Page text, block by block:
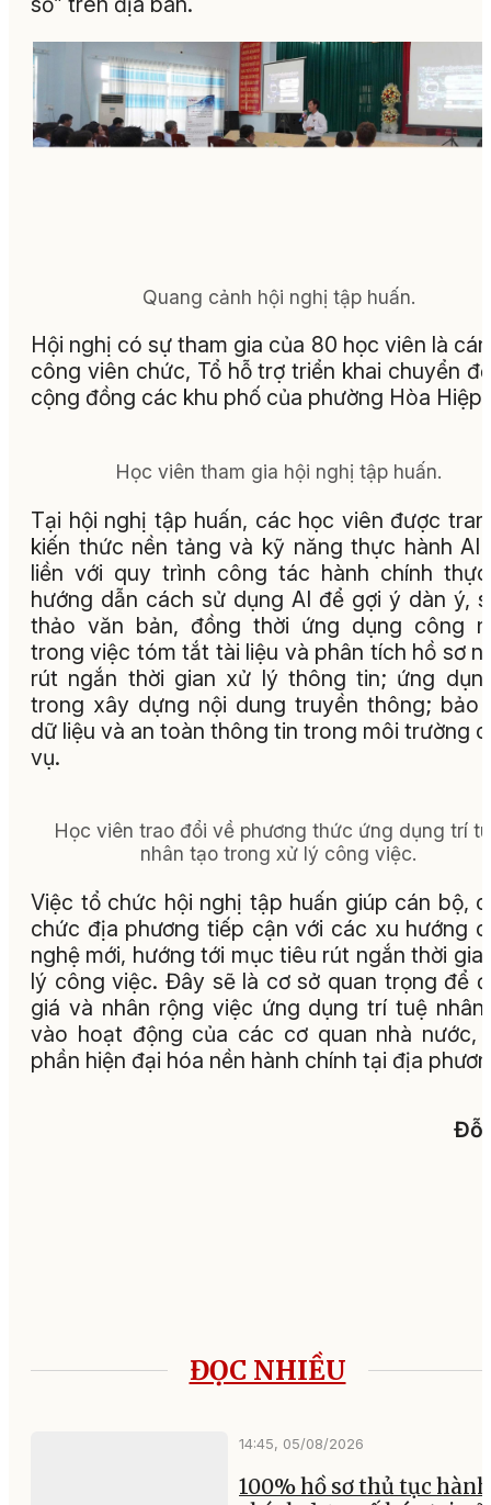
Quang cảnh hội nghị tập huấn.
Hội nghị có sự tham gia của 80 học viên là
công viên chức, Tổ hỗ trợ triển khai chuyển
cộng đồng các khu phố của phường Hòa Hiệp.
Học viên tham gia hội nghị tập huấn.
Tại hội nghị tập huấn, các học viên được
kiến thức nền tảng và kỹ năng thực hành AI
liền với quy trình công tác hành chính
hướng dẫn cách sử dụng AI để gợi ý dàn ý,
thảo văn bản, đồng thời ứng dụng công
trong việc tóm tắt tài liệu và phân tích hồ sơ
rút ngắn thời gian xử lý thông tin; ứng
trong xây dựng nội dung truyền thông; bảo
dữ liệu và an toàn thông tin trong môi trường
vụ.
Học viên trao đổi về phương thức ứng dụng trí
nhân tạo trong xử lý công việc.
Việc tổ chức hội nghị tập huấn giúp cán bộ,
chức địa phương tiếp cận với các xu hướng
nghệ mới, hướng tới mục tiêu rút ngắn thời
lý công việc. Đây sẽ là cơ sở quan trọng để
giá và nhân rộng việc ứng dụng trí tuệ
vào hoạt động của các cơ quan nhà nước,
phần hiện đại hóa nền hành chính tại địa
Đỗ
ĐỌC NHIỀU
14:45, 05/08/2026
100% hồ sơ thủ tục hành